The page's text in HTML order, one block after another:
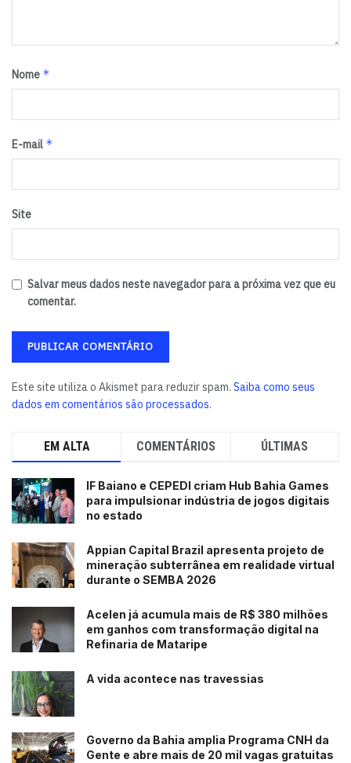
Nome *
E-mail *
Site
Salvar meus dados neste navegador para a próxima vez que eu
comentar.
Este site utiliza o Akismet para reduzir spam. Saiba como seus
dados em comentários são processados.
EM ALTA COMENTÁRIOS ÚLTIMAS
IF Baiano e CEPEDI criam Hub Bahia Games
para impulsionar indústria de jogos digitais
no estado
Appian Capital Brazil apresenta projeto de
mineração subterrânea em realidade virtual
durante o SEMBA 2026
Acelen já acumula mais de R$ 380 milhões
em ganhos com transformação digital na
Refinaria de Mataripe
A vida acontece nas travessias
Governo da Bahia amplia Programa CNH da
Gente e abre mais de 20 mil vagas gratuitas